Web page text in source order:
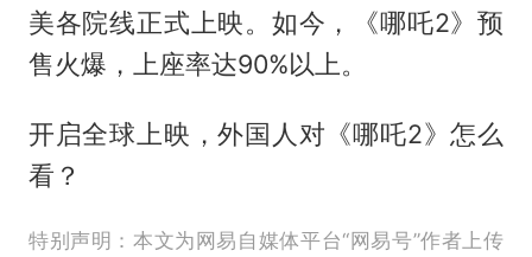
美各院线正式上映。如今，《哪吒2》预
售火爆，上座率达90%以上。
开启全球上映，外国人对《哪吒2》怎么
看？
特别声明：本文为网易自媒体平台“网易号”作者上传